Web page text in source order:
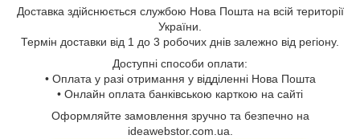
Доставка здійснюється службою Нова Пошта на всій території
України.
Термін доставки від 1 до 3 робочих днів залежно від регіону.
Доступні способи оплати:
• Оплата у разі отримання у відділенні Нова Пошта
• Онлайн оплата банківською карткою на сайті
Оформляйте замовлення зручно та безпечно на
ideawebstor.com.ua.